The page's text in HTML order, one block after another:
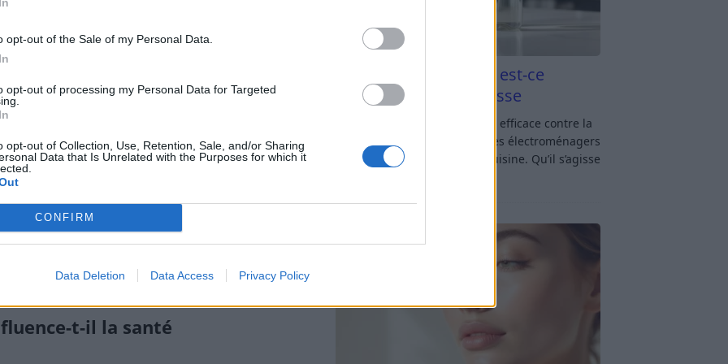
opt-out of the Sale of my Personal Data.
opt-out of processing my Personal Data for Targeted
opt-out of Collection, Use, Retention, Sale, and/or Sharing
Data that Is Unrelated with the Purposes for which it
CONFIRM
Data Deletion Data Access Privacy Policy
pour le cholestérol ?
des seuils pour évaluer le risque
sanguin.
g/L (130 mg/dL). Un taux supérieur peut
cardiaques
(40 mg/dL) chez l’homme et à 0,5 g/L (50 mg/dL)
protecteur.
pas un type de cholestérol, leur niveau est
à 1,5 g/L (150 mg/dL).
peuvent varier selon les laboratoires et les
de santé peut interpréter
t-il la santé
Vinaigre blanc et four est-ce
efficace contre la graisse
Vinaigre blanc et four : est-ce efficace contre la
graisse ? Le four fait partie des électroménagers
les plus sollicités dans une cuisine. Qu’il s’agisse